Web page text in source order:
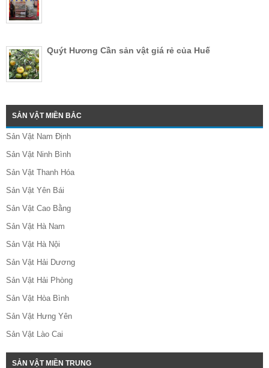
Quýt Hương Cần sản vật giá rẻ của Huế
SẢN VẬT MIỀN BẮC
Sản Vật Nam Định
Sản Vật Ninh Bình
Sản Vật Thanh Hóa
Sản Vật Yên Bái
Sản Vật Cao Bằng
Sản Vật Hà Nam
Sản Vật Hà Nội
Sản Vật Hải Dương
Sản Vật Hải Phòng
Sản Vật Hòa Bình
Sản Vật Hưng Yên
Sản Vật Lào Cai
SẢN VẬT MIỀN TRUNG